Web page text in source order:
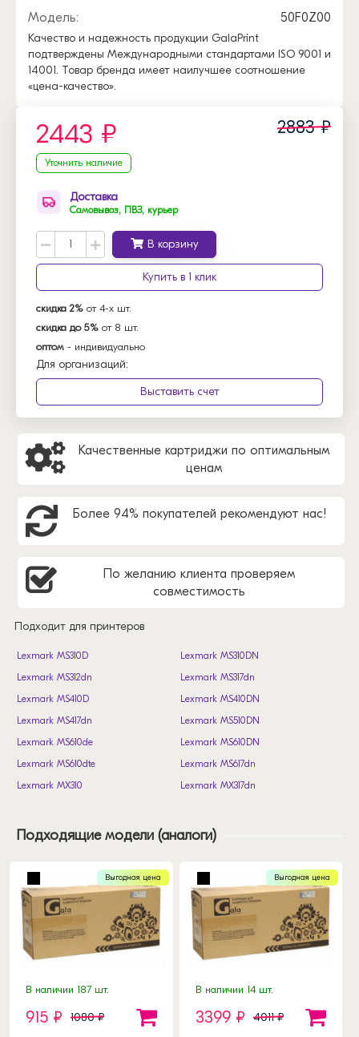
Модель:
50F0Z00
Качество и надежность продукции GalaPrint
подтверждены Международными стандартами ISO 9001 и
14001. Товар бренда имеет наилучшее соотношение
«цена-качество».
2443 ₽ 2883 ₽
Уточнить наличие
Доставка
Самовывоз, ПВЗ, курьер
В корзину
Купить в 1 клик
скидка 2% от 4-х шт.
скидка до 5% от 8 шт.
оптом - индивидуально
Для организаций:
Выставить счет
Качественные картриджи по оптимальным
ценам
Более 94% покупателей рекомендуют нас!
По желанию клиента проверяем
совместимость
Подходит для принтеров
Lexmark MS310D
Lexmark MS310DN
Lexmark MS312dn
Lexmark MS317dn
Lexmark MS410D
Lexmark MS410DN
Lexmark MS417dn
Lexmark MS510DN
Lexmark MS610de
Lexmark MS610DN
Lexmark MS610dte
Lexmark MS617dn
Lexmark MX310
Lexmark MX317dn
Lexmark MX510
Lexmark MX511de
Lexmark MX611
Lexmark MX611dhe
Lexmark MX617de
Подходящие модели (аналоги)
Выгодная цена
В наличии 187 шт.
915 ₽ 1080 ₽
Выгодная цена
В наличии 14 шт.
3399 ₽ 4011 ₽